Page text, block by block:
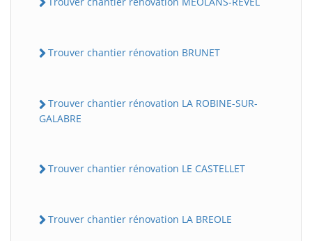
Trouver chantier rénovation BRUNET
Trouver chantier rénovation LA ROBINE-SUR-
GALABRE
Trouver chantier rénovation LE CASTELLET
Trouver chantier rénovation LA BREOLE